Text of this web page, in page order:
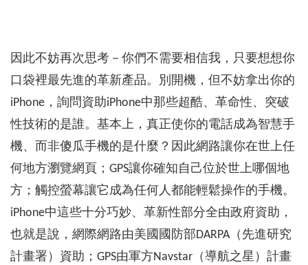
因此不妨再次思考－你們不需要相信我，只要想想你
口袋裡最先進的革新產品。別開機，但不妨拿出你的
iPhone，詢問資助iPhone中那些超酷、革命性、突破
性技術的是誰。基本上，真正使你的電話成為智慧手
機、而非傻瓜手機的是什麼？因此網路讓你在世上任
何地方瀏覽網頁；GPS讓你確知自己位於世上哪個地
方；觸控螢幕讓它成為任何人都能輕鬆操作的手機。
iPhone中這些十分巧妙、革新性部分全由政府資助，
也就是說，網際網路由美國國防部DARPA（先進研究
計畫署）資助；GPS由軍方Navstar（導航之星）計畫